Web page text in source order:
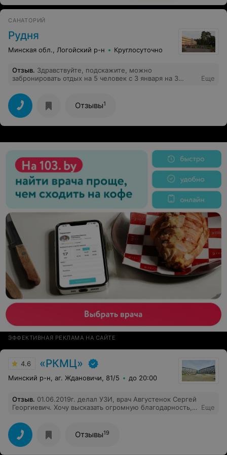
САНАТОРИЙ
Рудня
Минская обл., Логойский р-н Круглосуточно
Отзыв. Здравствуйте, подскажите, можно
забронировать отдых на 5 человек с 3 января на 3
адресу: ju.kozlov@mail.ru
Еще
Отзывы1
ЭФФЕКТИВНАЯ РЕКЛАМА НА САЙТЕ
4.6 «РКМЦ»
Минский р-н, аг. Ждановичи, 81/5 до 20:00
Отзыв. 01.06.2019г. делал УЗИ, врач Августенок Сергей
Георгиевич. Хочу высказать огромную благодарность,
Еще
Отзывы19